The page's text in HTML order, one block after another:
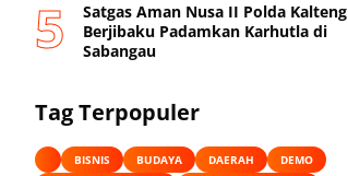
Satgas Aman Nusa II Polda Kalteng
Berjibaku Padamkan Karhutla di
Sabangau
Tag Terpopuler
BISNIS BUDAYA DAERAH
DEMO